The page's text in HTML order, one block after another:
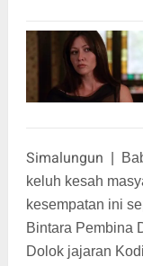
Simalungun
keluh kesah
kesempatan ini
Bintara Pembina
Dolok jajaran